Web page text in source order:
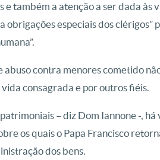
e também a atenção a ser dada
obrigações especiais dos clérigos”
contra menores cometido
consagrada e por outros fiéis.
– diz Dom Iannone -,
os quais o Papa Francisco
dos bens.